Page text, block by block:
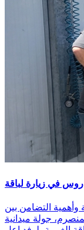
وأهمية التضامن بين
جولة ميدانية